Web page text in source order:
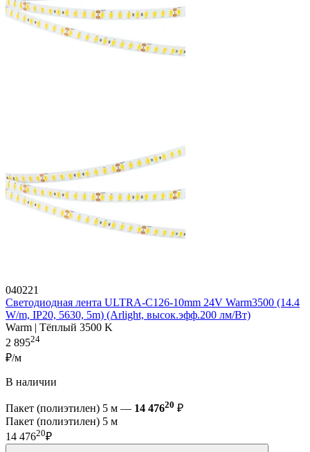
040221
Светодиодная лента ULTRA-C126-10mm 24V Warm3500 (14.4
W/m, IP20, 5630, 5m) (Arlight, высок.эфф.200 лм/Вт)
Warm | Тёплый 3500 K
2 89524
₽/м
В наличии
Пакет (полиэтилен) 5 м — 14 47620 ₽
Пакет (полиэтилен) 5 м
14 47620₽